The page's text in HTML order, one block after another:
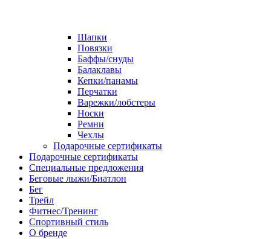
Шапки
Повязки
Баффы/снуды
Балаклавы
Кепки/панамы
Перчатки
Варежки/лобстеры
Носки
Ремни
Чехлы
Подарочные сертификаты
Подарочные сертификаты
Специальные предложения
Беговые лыжи/Биатлон
Бег
Трейл
Фитнес/Тренинг
Спортивный стиль
О бренде